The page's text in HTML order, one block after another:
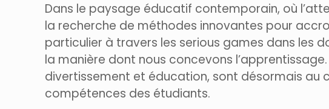
Dans le paysage éducatif contemporain, où
la recherche de méthodes innovantes pour
particulier à travers les serious games dans les
la manière dont nous concevons
divertissement et éducation, sont désormais
compétences des étudiants.